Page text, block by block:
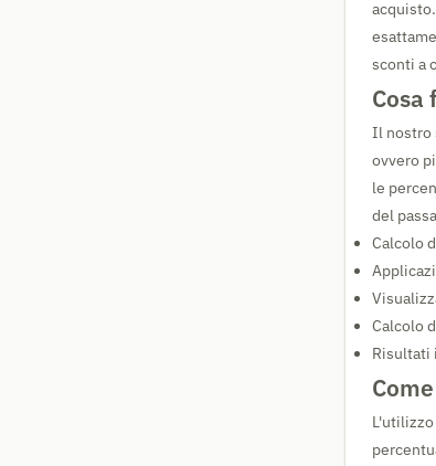
sconti a
Cosa
Il nostro
ovvero
le
del
Calcolo
Calcolo
Risultati